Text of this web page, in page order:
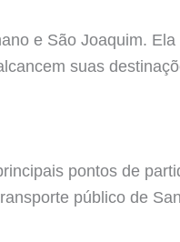
e São Joaquim.
suas
pontos de
público de